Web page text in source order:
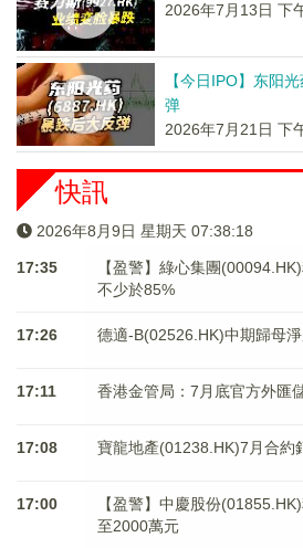
2026年7月13日 下
【今日IPO】东阳
弹
2026年7月21日 下
快訊
2026年8月9日 星期天 07:38:18
17:35
【盈警】綠心集團
不少於85%
17:26 德適-B(02526.HK)中期歸母
17:11 香港金管局：7月底官方外匯
17:08 寶龍地產(01238.HK)7月合約
17:00
【盈警】中慶股份
至2000萬元